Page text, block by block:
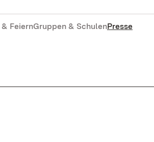
FeiernGruppen & SchulenPresse